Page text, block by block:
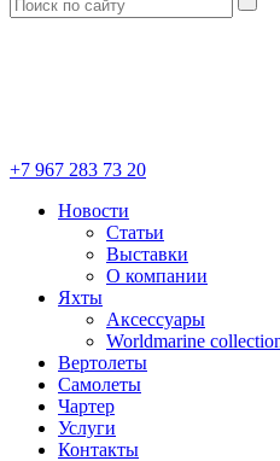
+7 967 283 73 20
Новости
Статьи
Выставки
О компании
Яхты
Аксессуары
Worldmarine
Вертолеты
Самолеты
Чартер
Услуги
Контакты